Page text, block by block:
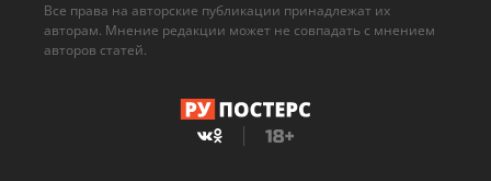
Все права на авторские публикации принадлежат их
авторам. Мнение редакции может не совпадать с мнением
авторов статей.